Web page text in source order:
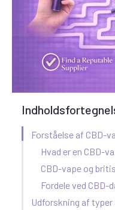
Forståelse af CBD-
Hvad er en CBD-
CBD-vape og
Fordele ved CBD-
Udforskning af typer